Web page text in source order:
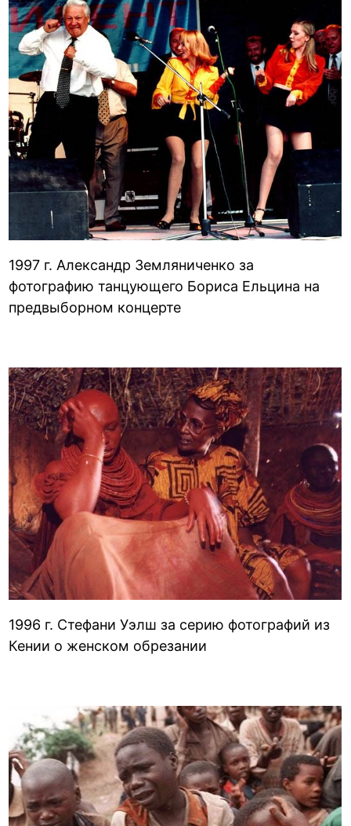
1997 г. Александр Земляниченко за
фотографию танцующего Бориса Ельцина на
предвыборном концерте
1996 г. Стефани Уэлш за серию фотографий из
Кении о женском обрезании